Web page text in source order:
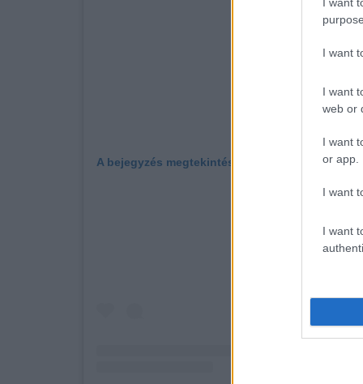
I want
I want
web or
I want
or app.
I want
I want
A bejegyzés megtekintése az Instagramon